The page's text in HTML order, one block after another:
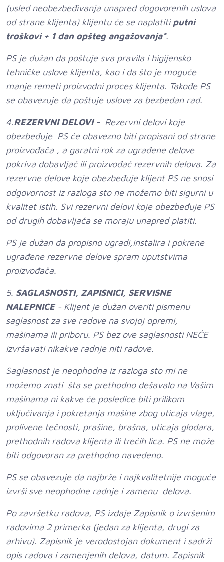
(usled neobezbeđivanja unapred dogovorenih uslova
od strane klijenta) klijentu će se naplatitiputni
troškovi + 1 dan opšteg angažovanja*.
PS je dužan da poštuje sva pravila i higijensko
tehničke uslove klijenta, kao i da što je moguće
manje remeti proizvodni proces klijenta. Takođe PS
se obavezuje da poštuje uslove za bezbedan rad.
4.REZERVNI DELOVI- Rezervni delovi koje
obezbeđuje PS će obavezno biti propisani od strane
proizvođača , a garatni rok za ugrađene delove
pokriva dobavljač ili proizvođač rezervnih delova. Za
rezervne delove koje obezbeđuje klijent PS ne snosi
odgovornost iz razloga sto ne možemo biti sigurni u
kvalitet istih. Svi rezervni delovi koje obezbeđuje PS
od drugih dobavljača se moraju unapred platiti.
PS je dužan da propisno ugradi,instalira i pokrene
ugrađene rezervne delove spram uputstvima
proizvođača.
5. SAGLASNOSTI, ZAPISNICI, SERVISNE
NALEPNICE- Klijent je dužan overiti pismenu
saglasnost za sve radove na svojoj opremi,
mašinama ili priboru. PS bez ove saglasnosti NEĆE
izvršavati nikakve radnje niti radove.
Saglasnost je neophodna iz razloga sto mi ne
možemo znati šta se prethodno dešavalo na Vašim
mašinama ni kakve će posledice biti prilikom
uključivanja i pokretanja mašine zbog uticaja vlage,
prolivene tečnosti, prašine, brašna, uticaja glodara,
prethodnih radova klijenta ili trećih lica. PS ne može
biti odgovoran za prethodno navedeno.
PS se obavezuje da najbrže i najkvalitetnije moguće
izvrši sve neophodne radnje i zamenu delova.
Po završetku radova, PS izdaje Zapisnik o izvršenim
radovima 2 primerka (jedan za klijenta, drugi za
arhivu). Zapisnik je verodostojan dokument i sadrži
opis radova i zamenjenih delova, datum. Zapisnik